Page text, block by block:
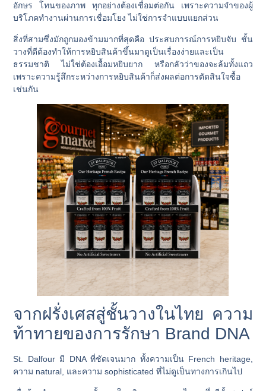
อักษร โทนของภาพ ทุกอย่างต้องเชื่อมต่อกัน เพราะความจำของผู้
บริโภคทำงานผ่านการเชื่อมโยง ไม่ใช่การจำแบบแยกส่วน
สิ่งที่สามซึ่งมักถูกมองข้ามมากที่สุดคือ ประสบการณ์การหยิบจับ ชั้น
วางที่ดีต้องทำให้การหยิบสินค้าขึ้นมาดูเป็นเรื่องง่ายและเป็น
ธรรมชาติ ไม่ใช่ต้องเอื้อมหยิบยาก หรือกลัวว่าของจะล้มทั้งแถว
เพราะความรู้สึกระหว่างการหยิบสินค้าก็ส่งผลต่อการตัดสินใจซื้อ
เช่นกัน
จากฝรั่งเศสสู่ชั้นวางในไทย ความ
ท้าทายของการรักษา Brand DNA
St. Dalfour มี DNA ที่ชัดเจนมาก ทั้งความเป็น French heritage,
ความ natural, และความ sophisticated ที่ไม่ดูเป็นทางการเกินไป